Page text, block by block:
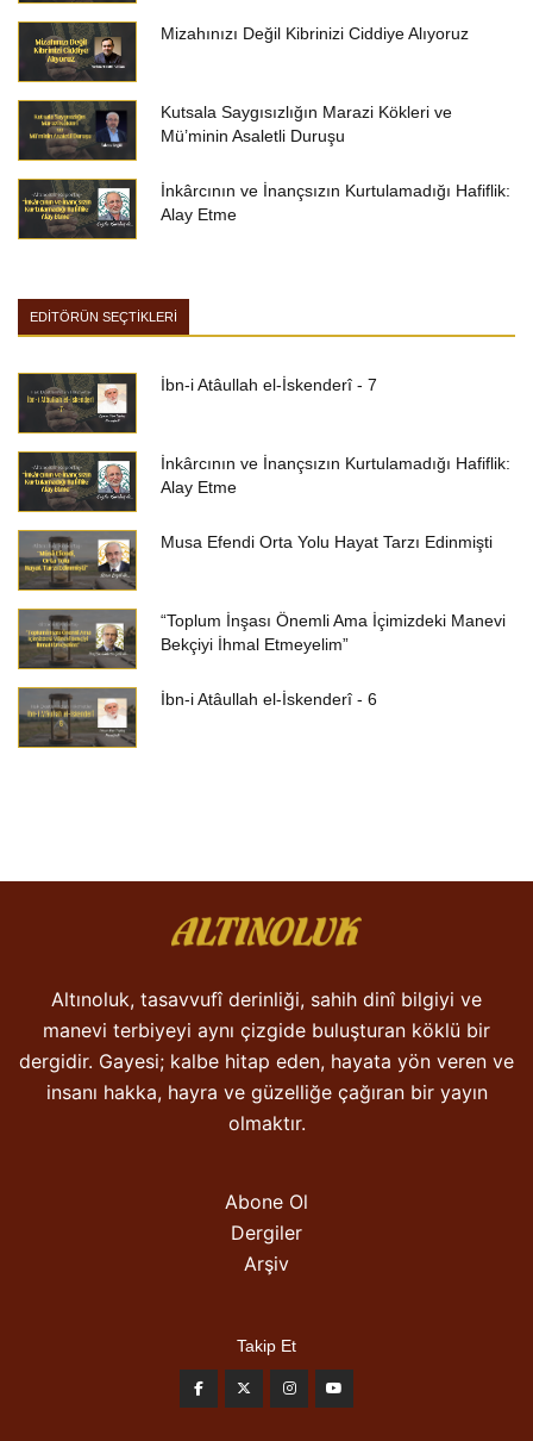
Mizahınızı Değil Kibrinizi Ciddiye Alıyoruz
Kutsala Saygısızlığın Marazi Kökleri ve
Mü’minin Asaletli Duruşu
İnkârcının ve İnançsızın Kurtulamadığı Hafiflik:
Alay Etme
EDİTÖRÜN SEÇTİKLERİ
İbn-i Atâullah el-İskenderî - 7
İnkârcının ve İnançsızın Kurtulamadığı Hafiflik:
Alay Etme
Musa Efendi Orta Yolu Hayat Tarzı Edinmişti
“Toplum İnşası Önemli Ama İçimizdeki Manevi
Bekçiyi İhmal Etmeyelim”
İbn-i Atâullah el-İskenderî - 6
Altınoluk, tasavvufî derinliği, sahih dinî bilgiyi ve
manevi terbiyeyi aynı çizgide buluşturan köklü bir
dergidir. Gayesi; kalbe hitap eden, hayata yön veren ve
insanı hakka, hayra ve güzelliğe çağıran bir yayın
olmaktır.
Abone Ol
Dergiler
Arşiv
Takip Et